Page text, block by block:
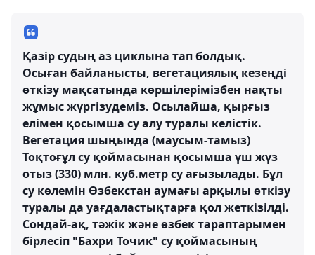
Қазір судың аз циклына тап болдық.
Осыған байланысты, вегетациялық кезеңді
өткізу мақсатында көршілерімізбен нақты
жұмыс жүргізудеміз. Осылайша, қырғыз
елімен қосымша су алу туралы келістік.
Вегетация шыңында (маусым-тамыз)
Тоқтоғұл су қоймасынан қосымша үш жүз
отыз (330) млн. куб.метр су ағызылады. Бұл
су көлемін Өзбекстан аумағы арқылы өткізу
туралы да уағдаластықтарға қол жеткізілді.
Сондай-ақ, тәжік және өзбек тараптарымен
бірлесіп "Бахри Точик" су қоймасының